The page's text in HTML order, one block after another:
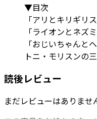
▼目次
「アリとキリギリス
「ライオンとネズミ
「おじいちゃんとヘ
トニ・モリスンの
読後レビュー
まだレビューはありませ